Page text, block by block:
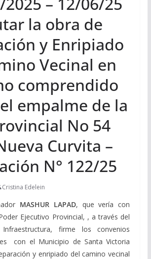
la obra de
y Enripiado
Vecinal en
comprendido
empalme de la
No 54
Curvita –
N° 122/25
Cristina Edelein
MASHUR LAPAD, que vería con
Ejecutivo Provincial, , a través del
firme los convenios
con el Municipio de Santa Victoria
y enripiado del camino vecinal